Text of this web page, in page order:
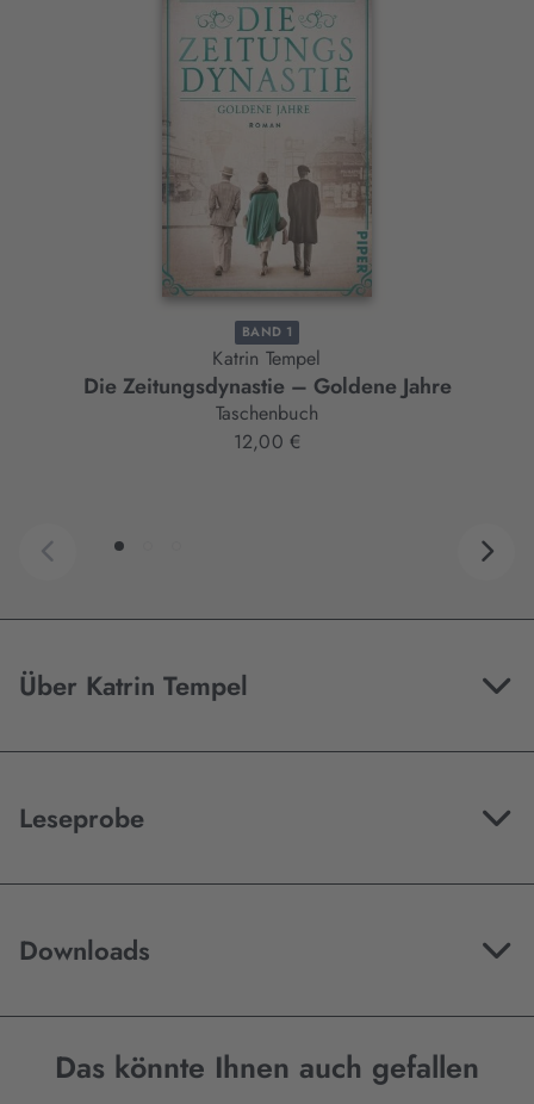
BAND 1
Katrin Tempel
Die Zeitungsdynastie – Goldene Jahre
Taschenbuch
12,00 €
Über Katrin Tempel
Leseprobe
Downloads
Das könnte Ihnen auch gefallen